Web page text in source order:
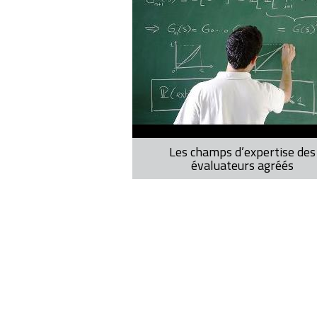
Les champs d’expertise des
évaluateurs agréés